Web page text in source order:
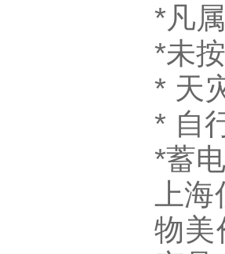
*凡
*未
* 天
* 自
*蓄
上
物美